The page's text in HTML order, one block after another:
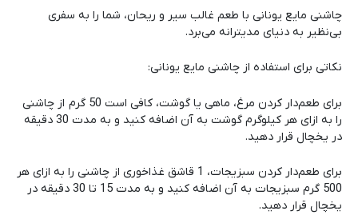
چاشنی مایع یونانی با طعم غالب سیر و ریحان، شما را به سفری
بی‌نظیر به دنیای مدیترانه می‌برد.
نکاتی برای استفاده از چاشنی مایع یونانی:
برای طعم‌دار کردن مرغ، ماهی یا گوشت، کافی است 50 گرم از چاشنی
را به ازای هر کیلوگرم گوشت به آن اضافه کنید و به مدت 30 دقیقه
در یخچال قرار دهید.
برای طعم‌دار کردن سبزیجات، 1 قاشق غذاخوری از چاشنی را به ازای هر
500 گرم سبزیجات به آن اضافه کنید و به مدت 15 تا 30 دقیقه در
یخچال قرار دهید.